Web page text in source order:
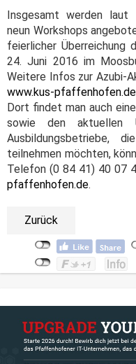
Insgesamt werden laut
neun Workshops
feierlicher Überreichung
24. Juni 2016 im
Weitere Infos zur Azubi-
www.kus-pfaffenhofen.de
Dort findet man auch
sowie den aktuellen
Ausbildungsbetriebe,
teilnehmen möchten,
Telefon (0 84 41) 40 07
pfaffenhofen.de.
Zurück